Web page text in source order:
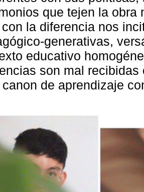
que tejen la obra
la diferencia nos
generativas,
educativo
son mal
canon de aprendizaje